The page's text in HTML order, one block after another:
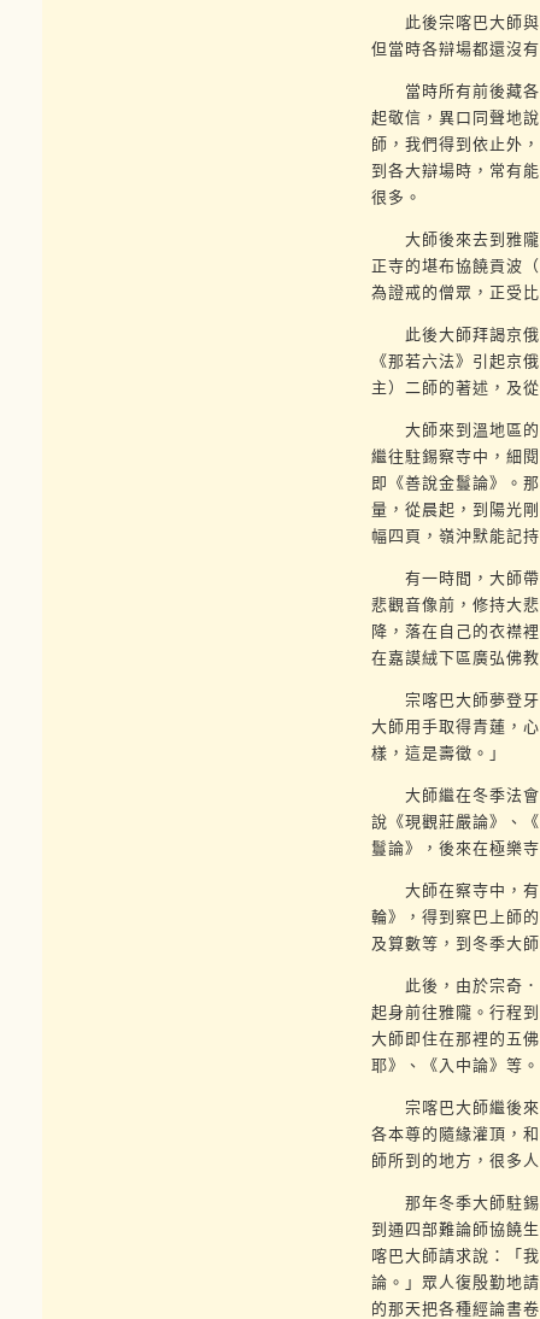
此後宗喀巴大師與
但當時各辯場都還沒
當時所有前後藏各
起敬信，異口同聲地
師，我們得到依止外
到各大辯場時，常有
很多。
大師後來去到雅隴
正寺的堪布協饒貢波
為證戒的僧眾，正受
此後大師拜謁京俄
《那若六法》引起京
主）二師的著述，及
大師來到溫地區的
繼往駐錫察寺中，細
即《善說金鬘論》。
量，從晨起，到陽光
幅四頁，嶺沖默能記
有一時間，大師帶
悲觀音像前，修持大
降，落在自己的衣襟
在嘉謨絨下區廣弘佛
宗喀巴大師夢登牙
大師用手取得青蓮，
樣，這是壽徵。」
大師繼在冬季法會
說《現觀莊嚴論》、
鬘論》，後來在極樂
大師在察寺中，有
輪》，得到察巴上師
及算數等，到冬季大
此後，由於宗奇．
起身前往雅隴。行程
大師即住在那裡的五
耶》、《入中論》等。
宗喀巴大師繼後來
各本尊的隨緣灌頂，
師所到的地方，很多
那年冬季大師駐錫
到通四部難論師協饒
喀巴大師請求說：「
論。」眾人復殷勤地
的那天把各種經論書